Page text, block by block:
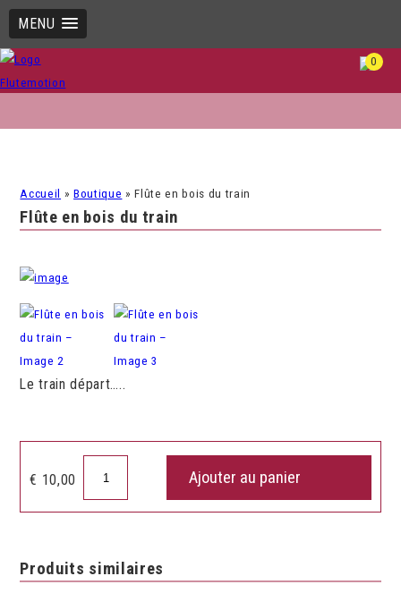
MENU
0
Accueil »Boutique »Flûte en bois du train
Flûte en bois du train
Le train départ…..
€ 10,00
Flûte
bois
du
Ajouter au panier
Produits similaires